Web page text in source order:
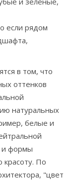
если рядом
в том, что
оттенков
натуральных
белые и
и формы
красоту. По
"цвет